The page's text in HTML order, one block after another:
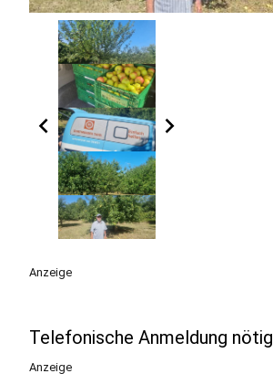
chevron_left chevron_right
Anzeige
Telefonische Anmeldung nötig
Anzeige